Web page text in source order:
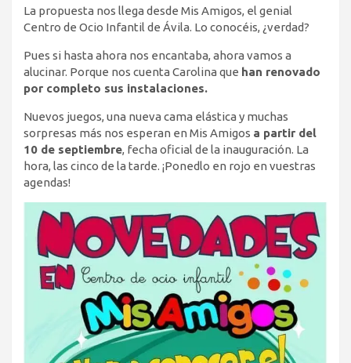
La propuesta nos llega desde Mis Amigos, el genial
Centro de Ocio Infantil de Ávila. Lo conocéis, ¿verdad?
Pues si hasta ahora nos encantaba, ahora vamos a
alucinar. Porque nos cuenta Carolina que han renovado
por completo sus instalaciones.
Nuevos juegos, una nueva cama elástica y muchas
sorpresas más nos esperan en Mis Amigos a partir del
10 de septiembre, fecha oficial de la inauguración. La
hora, las cinco de la tarde. ¡Ponedlo en rojo en vuestras
agendas!